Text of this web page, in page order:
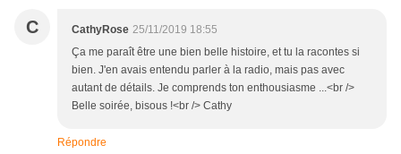
C CathyRose 25/11/2019 18:55
Ça me paraît être une bien belle histoire, et tu la racontes si
bien. J'en avais entendu parler à la radio, mais pas avec
autant de détails. Je comprends ton enthousiasme ...<br />
Belle soirée, bisous !<br /> Cathy
Répondre